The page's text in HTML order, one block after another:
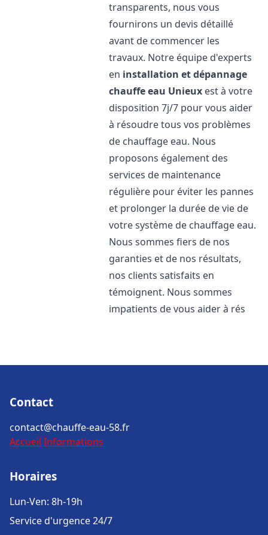
transparents, nous vous
fournirons un devis détaillé
avant de commencer les
travaux. Notre équipe d'experts
en installation et dépannage
chauffe eau Unieux est à votre
disposition 7j/7 pour vous aider
à résoudre tous vos problèmes
de chauffage eau. Nous
proposons également des
services de maintenance
régulière pour éviter les pannes
et prolonger la durée de vie de
votre système de chauffage eau.
Nous sommes fiers de nos
garanties et de nos résultats,
nos clients satisfaits en
témoignent. Nous sommes
impatients de vous aider à rés
Contact
contact@chauffe-eau-58.fr
Accueil Informations
Horaires
Lun-Ven: 8h-19h
Service d'urgence 24/7